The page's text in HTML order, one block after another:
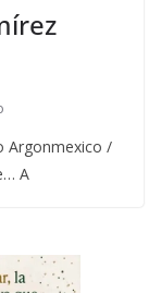
Argonmexico /
A